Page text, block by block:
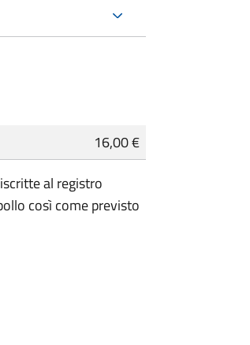
16,00 €
al registro
così come previsto